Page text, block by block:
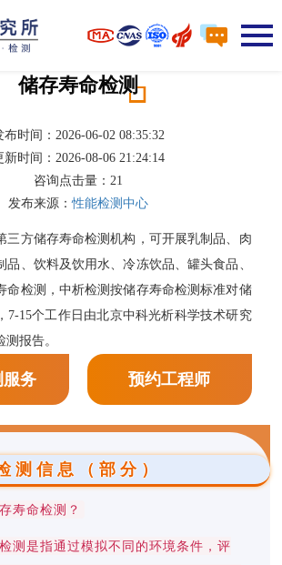
储存寿命检测
布时间：2026-06-02 08:35:32
新时间：2026-08-06 21:24:14
咨询点击量： 21
发布来源：性能检测中心
三方储存寿命检测机构，可开展乳制品、肉
品、饮料及饮用水、冷冻饮品、罐头食品、
命检测，中析检测按储存寿命检测标准对储
7-15个工作日由北京中科光析科学技术研究
报告。
服务 预约工程师
测信息（部分）
寿命检测？
测是指通过模拟不同的环境条件，评